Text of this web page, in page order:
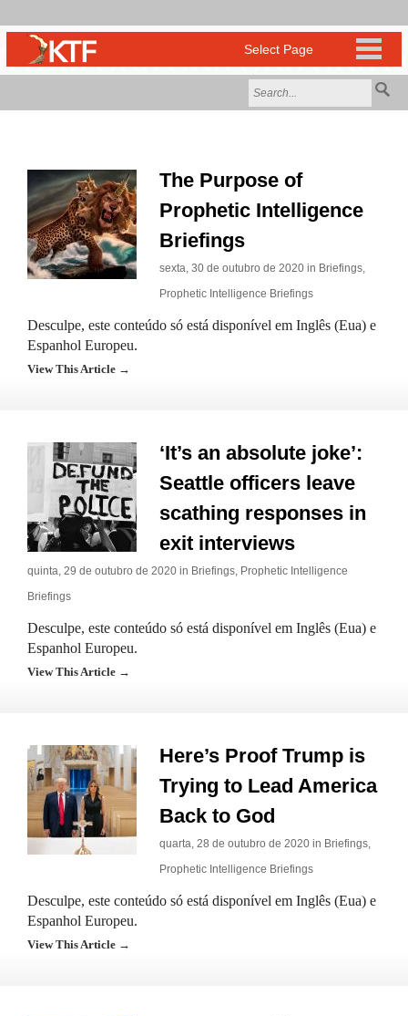
The Purpose of
Prophetic Intelligence
Briefings
sexta, 30 de outubro de 2020 in Briefings,
Prophetic Intelligence Briefings
Desculpe, este conteúdo só está disponível em Inglês (Eua) e
Espanhol Europeu.
View This Article →
‘It’s an absolute joke’:
Seattle officers leave
scathing responses in
exit interviews
quinta, 29 de outubro de 2020 in Briefings, Prophetic Intelligence
Briefings
Desculpe, este conteúdo só está disponível em Inglês (Eua) e
Espanhol Europeu.
View This Article →
Here’s Proof Trump is
Trying to Lead America
Back to God
quarta, 28 de outubro de 2020 in Briefings,
Prophetic Intelligence Briefings
Desculpe, este conteúdo só está disponível em Inglês (Eua) e
Espanhol Europeu.
View This Article →